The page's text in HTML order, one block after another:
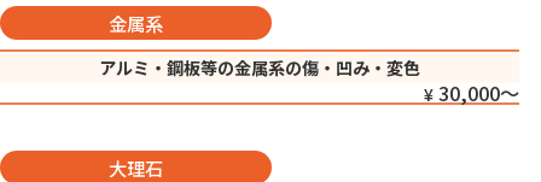
金属系
アルミ・鋼板等の金属系の傷・凹み・変色
30,000〜
大理石